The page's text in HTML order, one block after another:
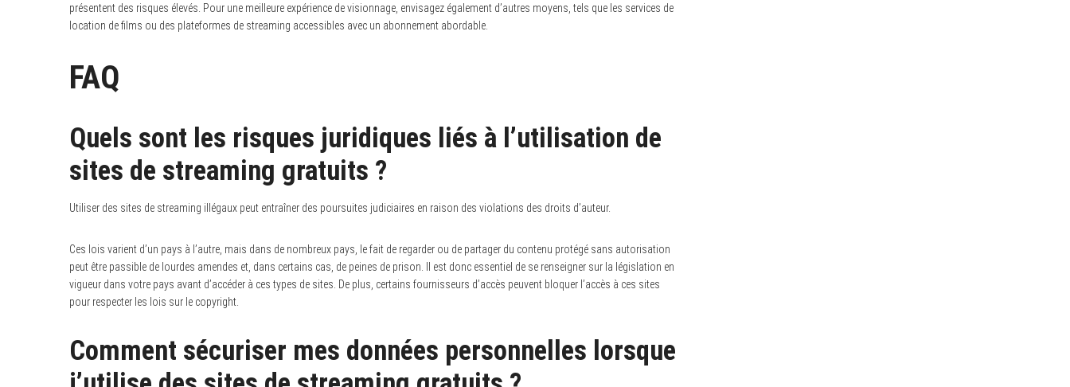
présentent des risques élevés. Pour une meilleure expérience de visionnage, envisagez également d’autres moyens, tels que les services de
location de films ou des plateformes de streaming accessibles avec un abonnement abordable.
FAQ
Quels sont les risques juridiques liés à l’utilisation de
sites de streaming gratuits ?
Utiliser des sites de streaming illégaux peut entraîner des poursuites judiciaires en raison des violations des droits d’auteur.
Ces lois varient d’un pays à l’autre, mais dans de nombreux pays, le fait de regarder ou de partager du contenu protégé sans autorisation
peut être passible de lourdes amendes et, dans certains cas, de peines de prison. Il est donc essentiel de se renseigner sur la législation en
vigueur dans votre pays avant d’accéder à ces types de sites. De plus, certains fournisseurs d’accès peuvent bloquer l’accès à ces sites
pour respecter les lois sur le copyright.
Comment sécuriser mes données personnelles lorsque